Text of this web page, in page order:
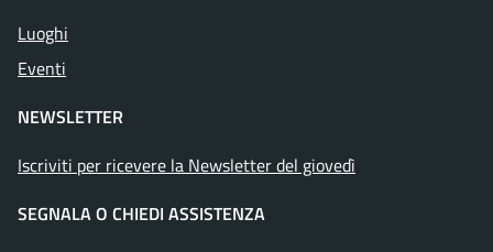
Luoghi
Eventi
NEWSLETTER
Iscriviti per ricevere la Newsletter del giovedì
SEGNALA O CHIEDI ASSISTENZA